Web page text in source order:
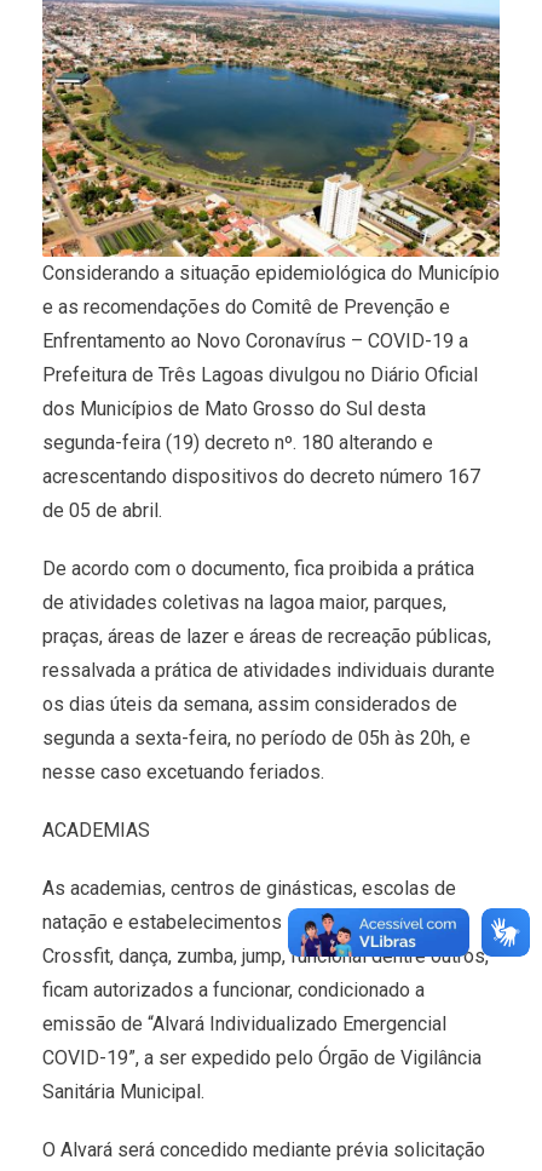
Considerando a situação epidemiológica do Município
e as recomendações do Comitê de Prevenção e
Enfrentamento ao Novo Coronavírus – COVID-19 a
Prefeitura de Três Lagoas divulgou no Diário Oficial
dos Municípios de Mato Grosso do Sul desta
segunda-feira (19) decreto nº. 180 alterando e
acrescentando dispositivos do decreto número 167
de 05 de abril.
De acordo com o documento, fica proibida a prática
de atividades coletivas na lagoa maior, parques,
praças, áreas de lazer e áreas de recreação públicas,
ressalvada a prática de atividades individuais durante
os dias úteis da semana, assim considerados de
segunda a sexta-feira, no período de 05h às 20h, e
nesse caso excetuando feriados.
ACADEMIAS
As academias, centros de ginásticas, escolas de
natação e estabelecimentos similares do tipo
Crossfit, dança, zumba, jump, funcional dentre outros,
ficam autorizados a funcionar, condicionado a
emissão de “Alvará Individualizado Emergencial
COVID-19”, a ser expedido pelo Órgão de Vigilância
Sanitária Municipal.
O Alvará será concedido mediante prévia solicitação